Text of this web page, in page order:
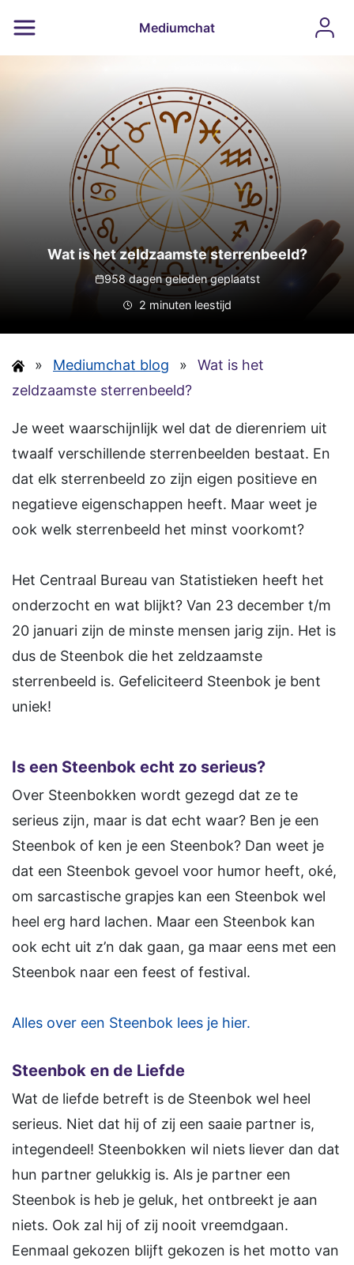
Mediumchat
Wat is het zeldzaamste sterrenbeeld?
958 dagen geleden geplaatst
2 minuten leestijd
» Mediumchat blog »
Wat is het
zeldzaamste sterrenbeeld?
Je weet waarschijnlijk wel dat de dierenriem uit
twaalf verschillende sterrenbeelden bestaat. En
dat elk sterrenbeeld zo zijn eigen positieve en
negatieve eigenschappen heeft. Maar weet je
ook welk sterrenbeeld het minst voorkomt?
Het Centraal Bureau van Statistieken heeft het
onderzocht en wat blijkt? Van 23 december t/m
20 januari zijn de minste mensen jarig zijn. Het is
dus de Steenbok die het zeldzaamste
sterrenbeeld is. Gefeliciteerd Steenbok je bent
uniek!
Is een Steenbok echt zo serieus?
Over Steenbokken wordt gezegd dat ze te
serieus zijn, maar is dat echt waar? Ben je een
Steenbok of ken je een Steenbok? Dan weet je
dat een Steenbok gevoel voor humor heeft, oké,
om sarcastische grapjes kan een Steenbok wel
heel erg hard lachen. Maar een Steenbok kan
ook echt uit z’n dak gaan, ga maar eens met een
Steenbok naar een feest of festival.
Alles over een Steenbok lees je hier.
Steenbok en de Liefde
Wat de liefde betreft is de Steenbok wel heel
serieus. Niet dat hij of zij een saaie partner is,
integendeel! Steenbokken wil niets liever dan dat
hun partner gelukkig is. Als je partner een
Steenbok is heb je geluk, het ontbreekt je aan
niets. Ook zal hij of zij nooit vreemdgaan.
Eenmaal gekozen blijft gekozen is het motto van